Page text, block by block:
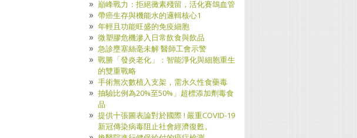
巔峰戰力：拒絕黴素殘留，活化賽鴿血管
帶癌生存與機能水的邏輯核心1
年輕且功能旺盛的免疫細胞
微塑膠危機滲入日常飲食與飲品
急診壅塞絲毫未解 醫師工會示警
戰勝「發炎老化」：智能淨化與細胞重生
的雙重戰略
手術無次數植入支架，需永久性食藥毒
抽驗比例為20%至50%」超標添加劑毒食
品
提供十張圖表論對於國際 ! 嚴重COVID-19
新冠傳染病毒阻止社會經濟復甦。